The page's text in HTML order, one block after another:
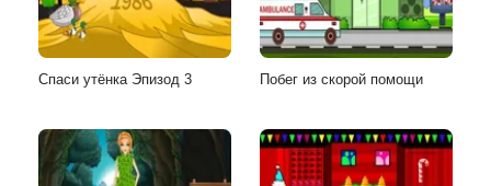
Спаси утёнка Эпизод 3 Побег из скорой помощи